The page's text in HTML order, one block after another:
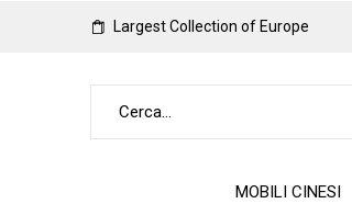
MOBILI CINESI
Largest Collection of Europe